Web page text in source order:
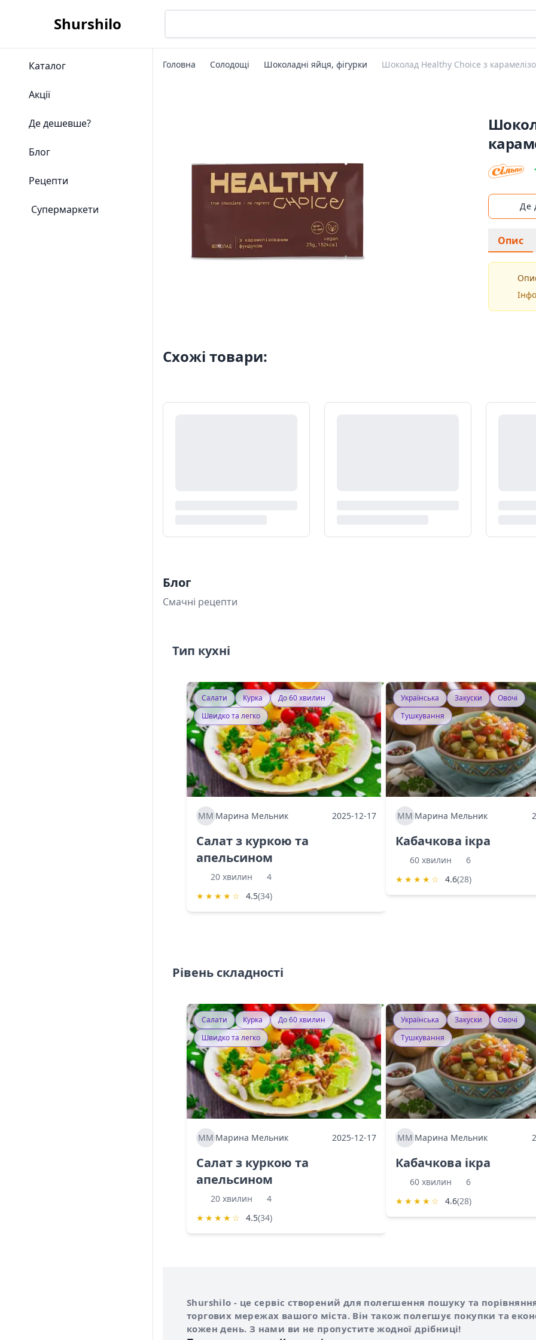
Shurshilo
Каталог
Акції
Де дешевше?
Блог
Рецепти
Супермаркети
Головна Солодощі Шоколадні яйця, фігурки Шоколад Healthy Choice з
Де
Опис
Схожі товари:
Блог
Смачні рецепти
Тип кухні
Салати Курка
До 60 хвилин
Швидко та легко
ММ Марина Мельник 2025-12-17
Салат з куркою та
апельсином
20 хвилин
4
★ ★ ★ ★ ☆ 4.5(34)
Українська Закуски
Овочі
Тушкування
ММ Марина Мельник
Кабачкова ікра
60 хвилин
6
★ ★ ★ ★ ☆ 4.6(28)
Рівень складності
Салати Курка
До 60 хвилин
Швидко та легко
ММ Марина Мельник 2025-12-17
Салат з куркою та
апельсином
20 хвилин
4
★ ★ ★ ★ ☆ 4.5(34)
Українська Закуски
Овочі
Тушкування
ММ Марина Мельник
Кабачкова ікра
60 хвилин
6
★ ★ ★ ★ ☆ 4.6(28)
Про сервіс Shurshilo
Shurshilo - це сервіс створений для полегшення пошуку та
торгових мережах вашого міста. Він також полегшує покупки та
кожен день. З нами ви не пропустите жодної дрібниці!